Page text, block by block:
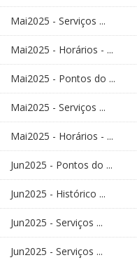
Mai2025 - Serviços ...
Mai2025 - Horários - ...
Mai2025 - Pontos do ...
Mai2025 - Serviços ...
Mai2025 - Horários - ...
Jun2025 - Pontos do ...
Jun2025 - Histórico ...
Jun2025 - Serviços ...
Jun2025 - Serviços ...